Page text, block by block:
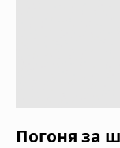
Погоня за